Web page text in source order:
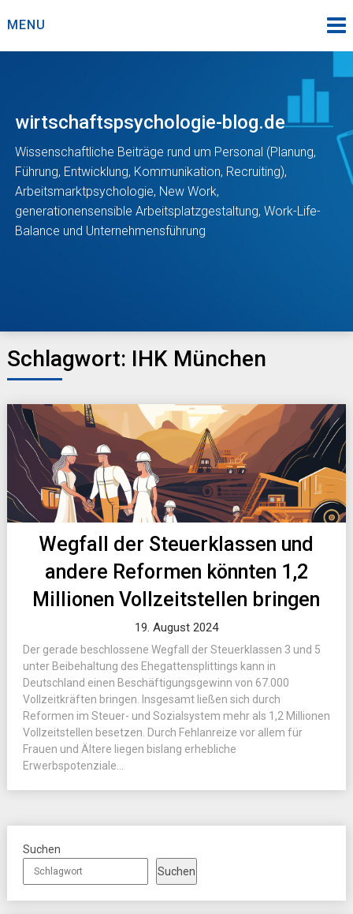
toMENU
wirtschaftspsychologie-blog.de
Wissenschaftliche Beiträge rund um Personal (Planung,
Führung, Entwicklung, Kommunikation, Recruiting),
Arbeitsmarktpsychologie, New Work,
generationensensible Arbeitsplatzgestaltung, Work-Life-
Balance und Unternehmensführung
Schlagwort: IHK München
Wegfall der Steuerklassen und
andere Reformen könnten 1,2
Millionen Vollzeitstellen bringen
19. August 2024
Der gerade beschlossene Wegfall der Steuerklassen 3 und 5
unter Beibehaltung des Ehegattensplittings kann in
Deutschland einen Beschäftigungsgewinn von 67.000
Vollzeitkräften bringen. Insgesamt ließen sich durch
Reformen im Steuer- und Sozialsystem mehr als 1,2 Millionen
Vollzeitstellen besetzen. Durch Fehlanreize vor allem für
Frauen und Ältere liegen bislang erhebliche
Erwerbspotenziale...
Suchen
Suchen